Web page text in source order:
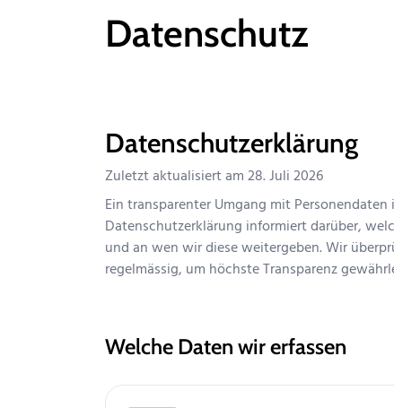
Datenschutz
Datenschutzerklärung
Zuletzt aktualisiert am28. Juli 2026
Ein transparenter Umgang mit
Datenschutzerklärung informiert darüber,
und an wen wir diese weitergeben. Wir
regelmässig, um höchste Transparenz
Welche Daten wir erfassen